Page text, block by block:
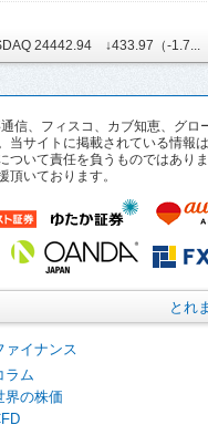
24442.94 ↓433.97（-1.7...
信、フィスコ、カブ知恵、グ
当サイトに掲載されている情
いて責任を負うものではありま
頂いております。
とれ
ァイナンス
ラム
界の株価